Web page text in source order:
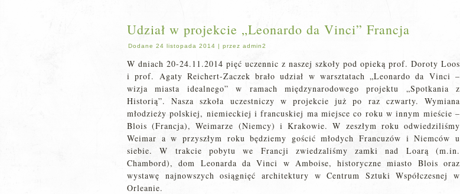
Udział w projekcie „Leonardo da Vinci” Francja
Dodane 24 listopada 2014 | przez admin2
W dniach 20-24.11.2014 pięć uczennic z naszej szkoły pod opieką prof. Doroty Loos
i prof. Agaty Reichert-Zaczek brało udział w warsztatach „Leonardo da Vinci –
wizja miasta idealnego” w ramach międzynarodowego projektu „Spotkania z
Historią”. Nasza szkoła uczestniczy w projekcie już po raz czwarty. Wymiana
młodzieży polskiej, niemieckiej i francuskiej ma miejsce co roku w innym mieście –
Blois (Francja), Weimarze (Niemcy) i Krakowie. W zeszłym roku odwiedziliśmy
Weimar a w przyszłym roku będziemy gościć młodych Francuzów i Niemców u
siebie. W trakcie pobytu we Francji zwiedzaliśmy zamki nad Loarą (m.in.
Chambord), dom Leonarda da Vinci w Amboise, historyczne miasto Blois oraz
wystawę najnowszych osiągnięć architektury w Centrum Sztuki Współczesnej w
Orleanie.